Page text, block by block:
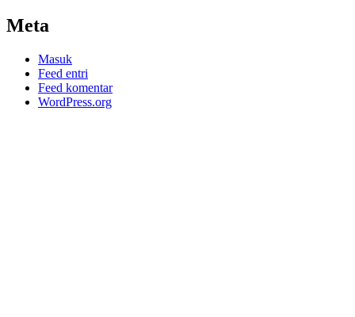
Meta
Masuk
Feed entri
Feed komentar
WordPress.org